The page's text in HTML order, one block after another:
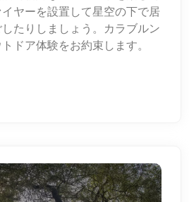
ヤーを設置して星空の下で居
たりしましょう。カラブルン
ドア体験をお約束します。